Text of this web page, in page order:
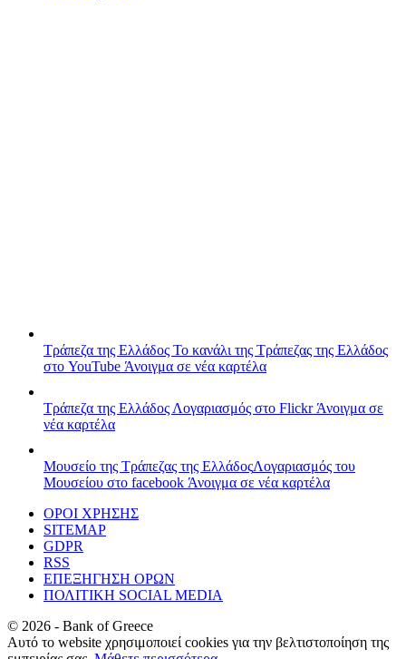
Τράπεζα της Ελλάδος Το κανάλι της Τράπεζας της Ελλάδος
στο YouTube Άνοιγμα σε νέα καρτέλα
Τράπεζα της Ελλάδος Λογαριασμός στο FlickrΆνοιγμα σε
νέα καρτέλα
Μουσείο της Τράπεζας της ΕλλάδοςΛογαριασμός του
Μουσείου στο facebook Άνοιγμα σε νέα καρτέλα
ΟΡΟΙ ΧΡΗΣΗΣ
SITEMAP
GDPR
RSS
ΕΠΕΞΗΓΗΣΗ ΟΡΩΝ
ΠΟΛΙΤΙΚΗ SOCIAL MEDIA
© 2026 - Bank of Greece
Αυτό το website χρησιμοποιεί cookies για την βελτιστοποίηση της